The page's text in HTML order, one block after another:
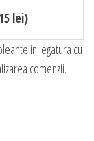
lei)
in legatura cu
comenzii.